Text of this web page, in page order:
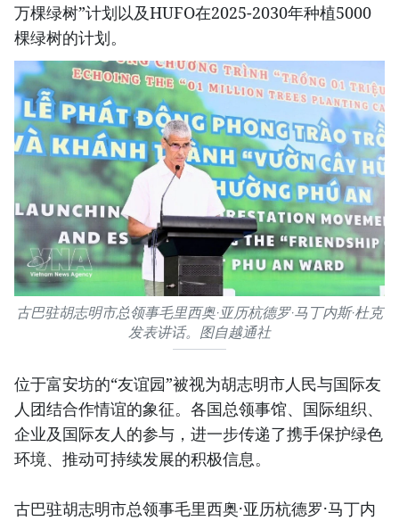
万棵绿树”计划以及HUFO在2025-2030年种植5000
棵绿树的计划。
古巴驻胡志明市总领事毛里西奥·亚历杭德罗·马丁内斯·杜克
发表讲话。图自越通社
位于富安坊的“友谊园”被视为胡志明市人民与国际友
人团结合作情谊的象征。各国总领事馆、国际组织、
企业及国际友人的参与，进一步传递了携手保护绿色
环境、推动可持续发展的积极信息。
古巴驻胡志明市总领事毛里西奥·亚历杭德罗·马丁内